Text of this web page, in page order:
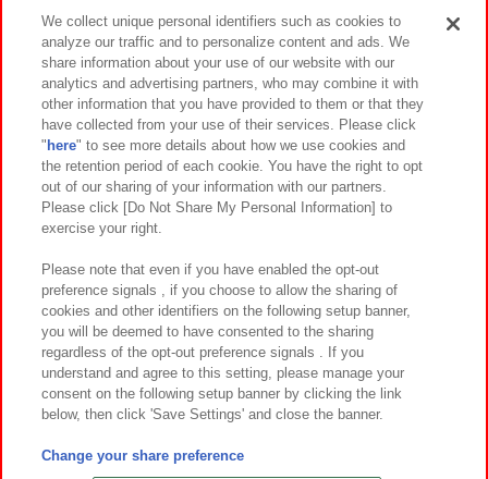
イベント・キャンペーン
関連会社 サステナビリティ サイトポリシー
プライバシーポリシー ウェブアクセシビリティ方針と検証結果
お取引先さまとともに
カスタマーハラスメント対応方針 よくあるご質問・お問い合わせ
©Bandai Namco Amusement Inc.
©Bandai Namco Amusement Lab Inc.
We collect unique personal identifiers such as cookies to
analyze our traffic and to personalize content and ads. We
share information about your use of our website with our
analytics and advertising partners, who may combine it with
other information that you have provided to them or that they
have collected from your use of their services. Please click
" here" to see more details about how we use cookies and
the retention period of each cookie. You have the right to opt
out of our sharing of your information with our partners.
Please click [Do Not Share My Personal Information] to
exercise your right.
Please note that even if you have enabled the opt-out
preference signals , if you choose to allow the sharing of
cookies and other identifiers on the following setup banner,
you will be deemed to have consented to the sharing
regardless of the opt-out preference signals . If you
understand and agree to this setting, please manage your
consent on the following setup banner by clicking the link
below, then click 'Save Settings' and close the banner.
Change your share preference